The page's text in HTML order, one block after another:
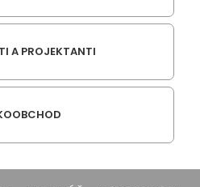
A PROJEKTANTI